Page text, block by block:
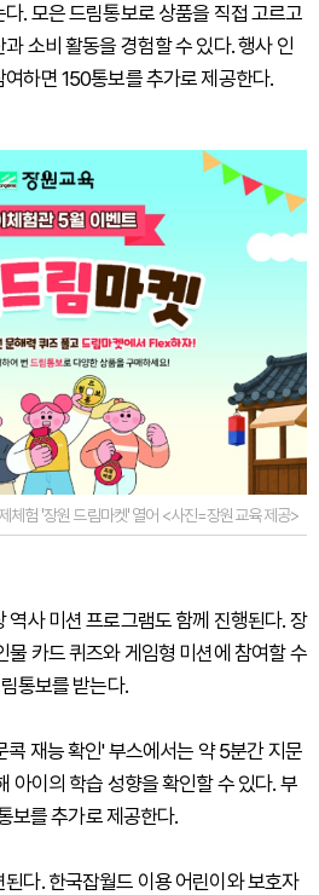
. 모은 드림통보로 상품을 직접 고르고
소비 활동을 경험할 수 있다. 행사 인
하면 150통보를 추가로 제공한다.
체험 '장원 드림마켓' 열어 <사진=장원교육 제공>
역사 미션 프로그램도 함께 진행된다. 장
물 카드 퀴즈와 게임형 미션에 참여할 수
통보를 받는다.
콕 재능 확인' 부스에서는 약 5분간 지문
아이의 학습 성향을 확인할 수 있다. 부
보를 추가로 제공한다.
다. 한국잡월드 이용 어린이와 보호자